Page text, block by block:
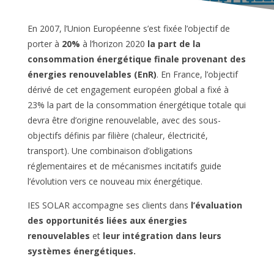
En 2007, l’Union Européenne s’est fixée l’objectif de
porter à 20% à l’horizon 2020 la part de la
consommation énergétique finale provenant des
énergies renouvelables (EnR). En France, l’objectif
dérivé de cet engagement européen global a fixé à
23% la part de la consommation énergétique totale qui
devra être d’origine renouvelable, avec des sous-
objectifs définis par filière (chaleur, électricité,
transport). Une combinaison d’obligations
réglementaires et de mécanismes incitatifs guide
l’évolution vers ce nouveau mix énergétique.
IES SOLAR accompagne ses clients dans l’évaluation
des opportunités liées aux énergies
renouvelables etleur intégration dans leurs
systèmes énergétiques.